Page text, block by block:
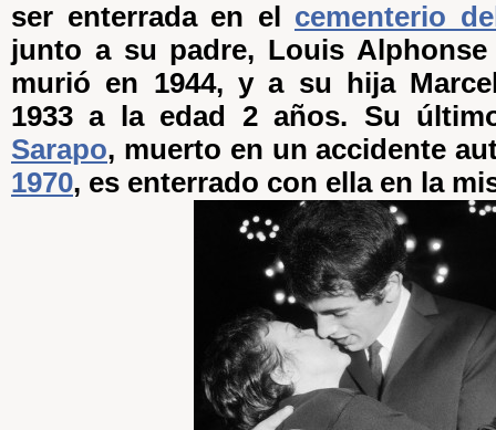
ser enterrada en el cementerio
junto a su padre, Louis Alphonse
murió en 1944, y a su hija
1933 a la edad 2 años. Su
Sarapo, muerto en un accidente
1970, es enterrado con ella en la